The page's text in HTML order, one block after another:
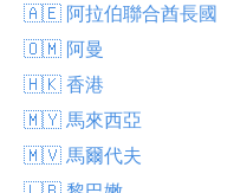
🇦🇪 阿拉伯聯合酋長國
🇴🇲 阿曼
🇭🇰 香港
🇲🇾 馬來西亞
🇲🇻 馬爾代夫